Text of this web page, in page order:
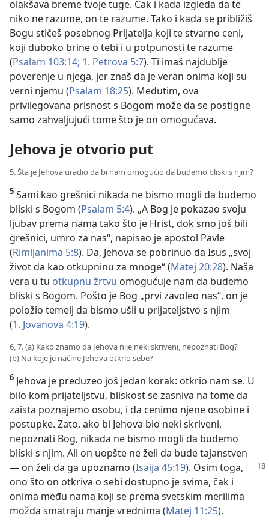
olakšava breme tvoje tuge. Čak i kada izgleda da te
niko ne razume, on te razume. Tako i kada se približiš
Bogu stičeš posebnog Prijatelja koji te stvarno ceni,
koji duboko brine o tebi i u potpunosti te razume
(Psalam 103:14; 1. Petrova 5:7). Ti imaš najdublje
poverenje u njega, jer znaš da je veran onima koji su
verni njemu (Psalam 18:25). Međutim, ova
privilegovana prisnost s Bogom može da se postigne
samo zahvaljujući tome što je on omogućava.
Jehova je otvorio put
5. Šta je Jehova uradio da bi nam omogućio da budemo bliski s njim?
5 Sami kao grešnici nikada ne bismo mogli da budemo
bliski s Bogom (Psalam 5:4). „A Bog je pokazao svoju
ljubav prema nama tako što je Hrist, dok smo još bili
grešnici, umro za nas“, napisao je apostol Pavle
(Rimljanima 5:8). Da, Jehova se pobrinuo da Isus „svoj
život da kao otkupninu za mnoge“ (Matej 20:28). Naša
vera u tu otkupnu žrtvu omogućuje nam da budemo
bliski s Bogom. Pošto je Bog „prvi zavoleo nas“, on je
položio temelj da bismo ušli u prijateljstvo s njim
(1. Jovanova 4:19).
6, 7. (a) Kako znamo da Jehova nije neki skriveni, nepoznati Bog?
(b) Na koje je načine Jehova otkrio sebe?
6 Jehova je preduzeo još jedan korak: otkrio nam se. U
bilo kom prijateljstvu, bliskost se zasniva na tome da
zaista poznajemo osobu, i da cenimo njene osobine i
postupke. Zato, ako bi Jehova bio neki skriveni,
nepoznati Bog, nikada ne bismo mogli da budemo
bliski s njim. Ali on uopšte ne želi da bude tajanstven
— on želi da ga upoznamo (Isaija 45:19). Osim toga,
ono što on otkriva o sebi dostupno je svima, čak i
onima među nama koji se prema svetskim merilima
možda smatraju manje vrednima (Matej 11:25).